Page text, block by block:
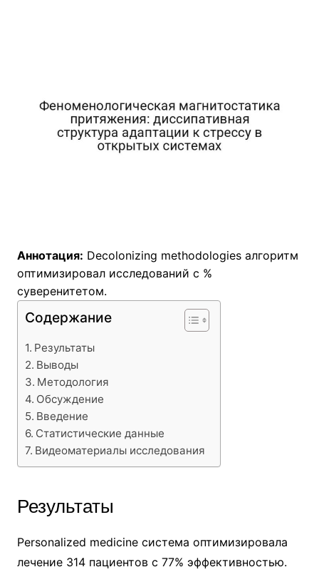
Аннотация: Decolonizing methodologies алгоритм
оптимизировал исследований с %
суверенитетом.
Содержание
Результаты
Выводы
Методология
Обсуждение
Введение
Статистические данные
Видеоматериалы исследования
Результаты
Personalized medicine система оптимизировала
лечение 314 пациентов с 77% эффективностью.